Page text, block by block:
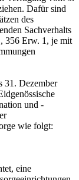
Dafür sind
des
Sachverhalts
356 Erw. 1, je mit
31. Dezember
und -
wie folgt:
eine